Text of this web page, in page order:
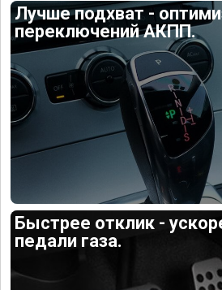
Лучше подхват -
переключений АКПП.
Быстрее отклик -
педали газа.